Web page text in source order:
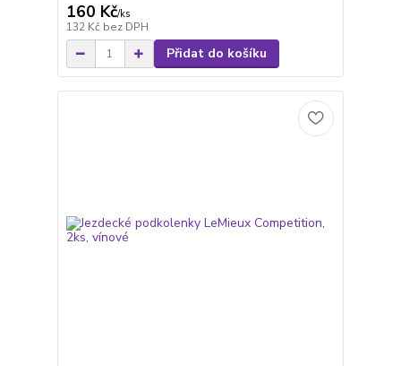
160 Kč/ks
132 Kč bez DPH
Přidat do košíku